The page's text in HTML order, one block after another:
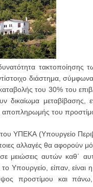
τακτοποίησης
διάστημα,
του 30% του
δικαίωμα μεταβίβασης,
του
ΥΠΕΚΑ (Υπουργείο
αλλαγές θα αφορούν
μειώσεις αυτών καθ΄
Υπουργείο, είπαν, είναι
προστίμου και